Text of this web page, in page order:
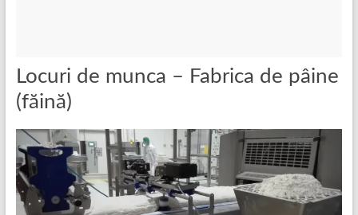
Locuri de munca – Fabrica de pâine
(făină)